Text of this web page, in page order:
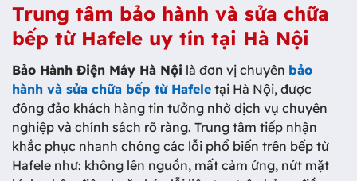
Trung tâm bảo hành và sửa chữa
bếp từ Hafele uy tín tại Hà Nội
Bảo Hành Điện Máy Hà Nội là đơn vị chuyên bảo
hành và sửa chữa bếp từ Hafele tại Hà Nội, được
đông đảo khách hàng tin tưởng nhờ dịch vụ chuyên
nghiệp và chính sách rõ ràng. Trung tâm tiếp nhận
khắc phục nhanh chóng các lỗi phổ biến trên bếp từ
Hafele như: không lên nguồn, mất cảm ứng, nứt mặt